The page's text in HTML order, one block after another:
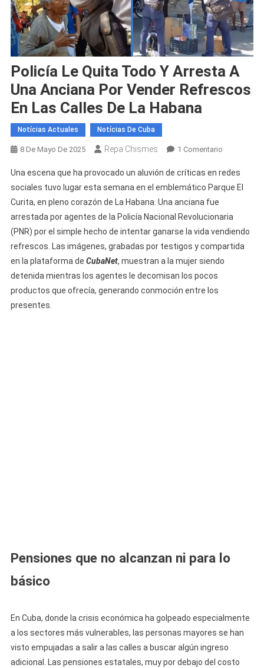
Policía Le Quita Todo Y Arresta A
Una Anciana Por Vender Refrescos
En Las Calles De La Habana
Notícias Actuales Notícias De Cuba
8 De Mayo De 2025 Repa Chismes 1 ComentarioEn
Le
Quita
Y
Arresta
A
Una
Una escena que ha provocado un aluvión de críticas en redes
sociales tuvo lugar esta semana en el emblemático Parque El
Curita, en pleno corazón de La Habana. Una anciana fue
arrestada por agentes de la Policía Nacional Revolucionaria
(PNR) por el simple hecho de intentar ganarse la vida vendiendo
refrescos. Las imágenes, grabadas por testigos y compartida
en la plataforma de CubaNet, muestran a la mujer siendo
detenida mientras los agentes le decomisan los pocos
productos que ofrecía, generando conmoción entre los
presentes.
Pensiones que no alcanzan ni para lo
básico
En Cuba, donde la crisis económica ha golpeado especialmente
a los sectores más vulnerables, las personas mayores se han
visto empujadas a salir a las calles a buscar algún ingreso
adicional. Las pensiones estatales, muy por debajo del costo